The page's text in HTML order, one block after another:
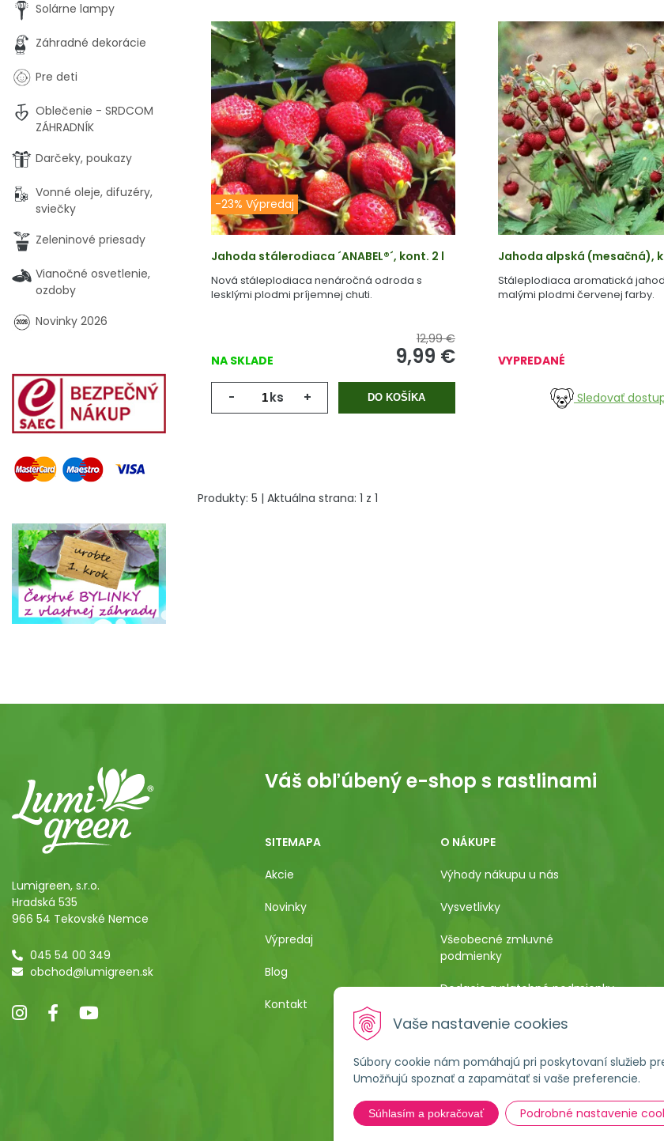
Vaše nastavenie cookies
Súbory cookie nám pomáhajú pri poskytovaní služieb
Umožňujú spoznať a zapamätať si vaše preferencie.
Súhlasím a pokračovať Podrobné nastavenie
-23% Výpredaj
Jahoda stálerodiaca ´ANABEL®´, kont. 2 l
Nová stáleplodiaca nenáročná odroda s
lesklými plodmi príjemnej chuti.
NA SKLADE
12,99 €
9,99 €
- ks + DO KOŠÍKA
Jahoda alpská (mesačná),
Stáleplodiaca aromatická
malými plodmi červenej farby.
VYPREDANÉ
Sledovať
Produkty: 5 | Aktuálna strana: 1 z 1
Solárne lampy
Záhradné dekorácie
Pre deti
Oblečenie - SRDCOM
ZÁHRADNÍK
Darčeky, poukazy
Vonné oleje, difuzéry,
sviečky
Zeleninové priesady
Vianočné osvetlenie,
ozdoby
Novinky 2026
Lumigreen, s.r.o.
Hradská 535
966 54 Tekovské Nemce
045 54 00 349
obchod@lumigreen.sk
Váš obľúbený e-shop s rastlinami
SITEMAPA
Akcie
Novinky
Výpredaj
Blog
Kontakt
O NÁKUPE
Výhody nákupu u nás
Vysvetlivky
Všeobecné zmluvné
podmienky
Dodacie a platobné podmienky
Pestovateľský manuál
Poučenie o uplatnení práva
kupujúceho na odstúpenie od
kúpnej zmluvy
Formulár na ostúpenie od